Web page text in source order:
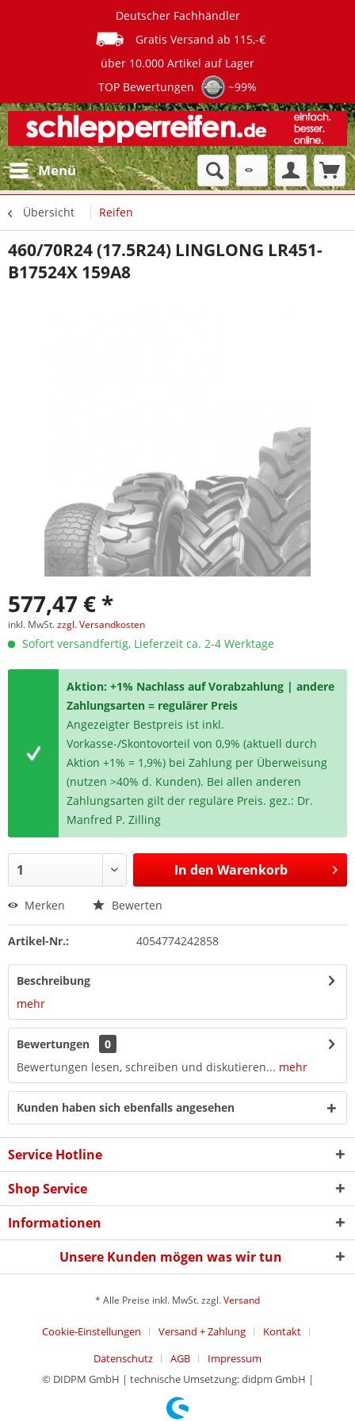
Deutscher Fachhändler
Gratis Versand ab 115,-€
über 10.000 Artikel auf Lager
TOP Bewertungen
~99%
Menü
Übersicht Reifen
460/70R24 (17.5R24) LINGLONG LR451-
B17524X 159A8
577,47 € *
inkl. MwSt.zzgl. Versandkosten
Sofort versandfertig, Lieferzeit ca. 2-4 Werktage
Aktion: +1% Nachlass auf Vorabzahlung | andere
Zahlungsarten = regulärer Preis
Angezeigter Bestpreis ist inkl.
Vorkasse-/Skontovorteil von 0,9% (aktuell durch
Aktion +1% = 1,9%) bei Zahlung per Überweisung
(nutzen >40% d. Kunden). Bei allen anderen
Zahlungsarten gilt der reguläre Preis. gez.: Dr.
Manfred P. Zilling
In den Warenkorb
Merken Bewerten
Artikel-Nr.: 4054774242858
Beschreibung
mehr
Bewertungen
0
Bewertungen lesen, schreiben und diskutieren... mehr
Kunden haben sich ebenfalls angesehen
Service Hotline
Shop Service
Informationen
Unsere Kunden mögen was wir tun
* Alle Preise inkl. MwSt. zzgl.Versand
Cookie-Einstellungen Versand + Zahlung
Kontakt
Datenschutz
AGB
Impressum
© DIDPM GmbH | technische Umsetzung: didpm GmbH |